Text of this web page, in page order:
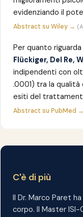
evidenziando il
Abstract su Wiley →
Per quanto
Flückiger, Del Re,
indipendenti con
.0001) tra la
esiti del
Abstract su PubMed →
C'è di più
Il Dr. Marco Paret
corpo. Il Master